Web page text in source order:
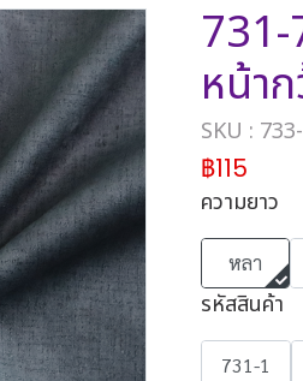
731-
หน้า
SKU :
฿115
ความยาว
หลา
รหัสสินค้า
731-1